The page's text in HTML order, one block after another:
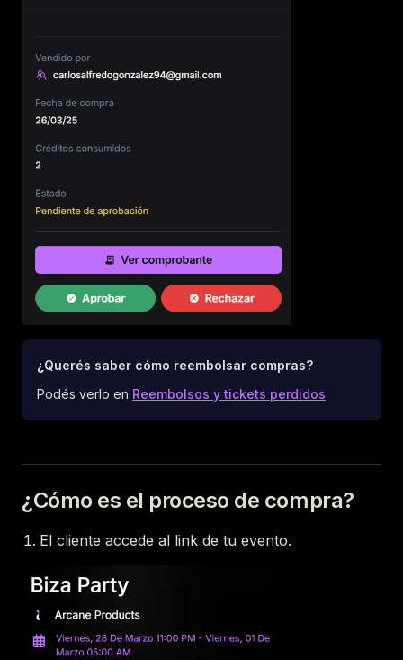
¿Querés saber cómo reembolsar compras?
Podés verlo en Reembolsos y tickets perdidos
¿Cómo es el proceso de compra?
El cliente accede al link de tu evento.